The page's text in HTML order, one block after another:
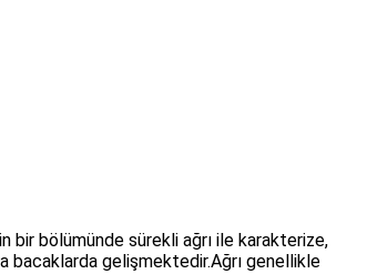
bir bölümünde sürekli ağrı ile karakterize,
bacaklarda gelişmektedir.Ağrı genellikle